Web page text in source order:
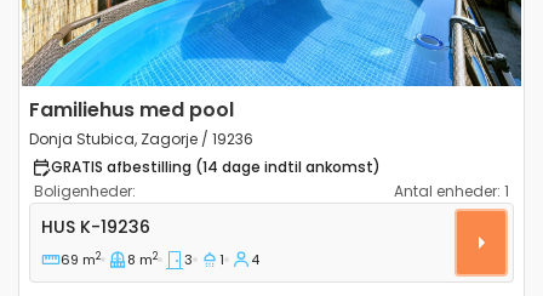
Familiehus med pool
Donja Stubica, Zagorje / 19236
GRATIS afbestilling (14 dage indtil ankomst)
Boligenheder:
Antal enheder: 1
Treværelses hus Donja Stubica, Zagorje K-19236
HUS K-19236
69 m2 8 m2 3 1 4